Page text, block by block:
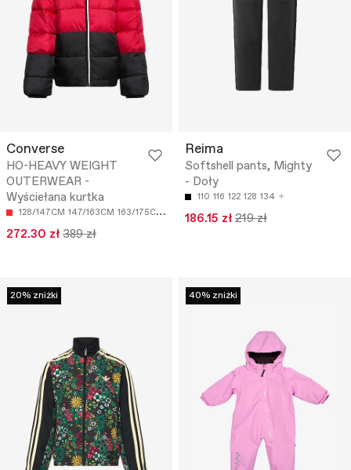
Converse
HO-HEAVY WEIGHT
OUTERWEAR -
Wyściełana kurtka
128/147CM 147/163CM 163/175CM
272.30 zł 389 zł
Reima
Softshell pants, Mighty
- Doły
110 116 122 128 134
186.15 zł 219 zł
20% zniżki 40% zniżki